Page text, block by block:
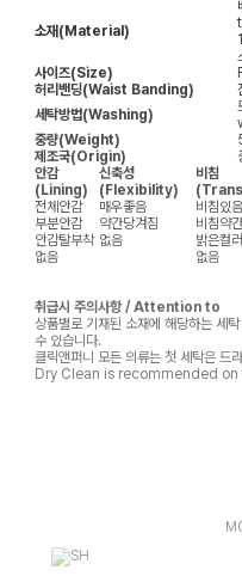
소재(Material)
사이즈(Size)
허리밴딩(Waist Banding)
세탁방법(Washing)
중량(Weight)
제조국(Origin)
안감
(Lining)
신축성
(Flexibility)
비침
전체안감
매우좋음 비침있음
부분안감
약간당겨짐 비침약간
안감탈부착 없음 밝은컬
없음
없음
취급시 주의사항 / Attention to
상품별로 기재된 소재에 해당하는 세
수 있습니다.
클릭앤퍼니 모든 의류는 첫 세탁은 드
Dry Clean is recommended on